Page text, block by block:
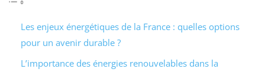
Les enjeux énergétiques de la France : quelles options
pour un avenir durable ?
L’importance des énergies renouvelables dans la